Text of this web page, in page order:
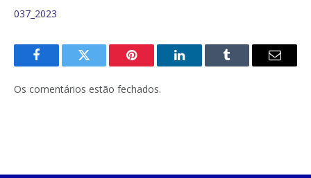
037_2023
FacebookTwitter Pinterest O
Tumblr
E-
Os comentários estão fechados.